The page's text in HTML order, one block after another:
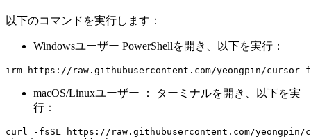
以下のコマンドを実行します：
Windowsユーザー PowerShellを開き、以下を実行：
macOS/Linuxユーザー ： ターミナルを開き、以下を実
行：
curl -fsSL https://raw.githubusercontent.com/